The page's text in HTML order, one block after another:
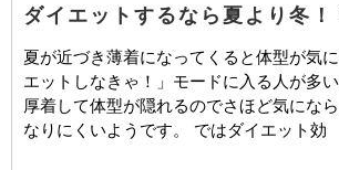
ダイエットするなら夏より冬！
夏が近づき薄着になってくると体型が気
エットしなきゃ！」モードに入る人が多
厚着して体型が隠れるのでさほど気にな
なりにくいようです。 ではダイエット効